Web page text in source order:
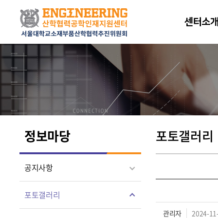
센터소
정보마당
공지사항
포토갤러리
포토갤러리
관리자 2024-